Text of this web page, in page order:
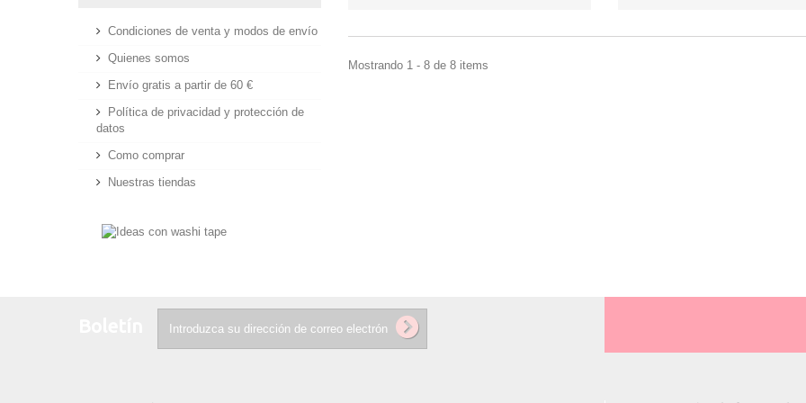
Condiciones de venta y modos de envío
Quienes somos
Envío gratis a partir de 60 €
Política de privacidad y protección de
datos
Como comprar
Nuestras tiendas
Mostrando 1 - 8 de 8 items